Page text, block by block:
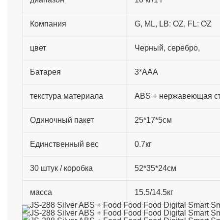
Компания G, ML, LB: OZ, FL: OZ
цвет Черный, серебро,
Батарея 3*AAA
текстура материала ABS + нержавеющая
Одиночный пакет 25*17*5см
Единственный вес 0.7кг
30 штук / коробка 52*35*24см
масса 15.5/14.5кг